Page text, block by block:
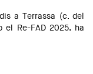
a Terrassa (c. del
el Re-FAD 2025, ha